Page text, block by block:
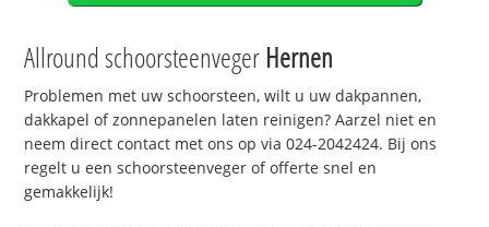
Allround schoorsteenveger Hernen
Problemen met uw schoorsteen, wilt u uw dakpannen,
dakkapel of zonnepanelen laten reinigen? Aarzel niet en
neem direct contact met ons op via 024-2042424. Bij ons
regelt u een schoorsteenveger of offerte snel en
gemakkelijk!